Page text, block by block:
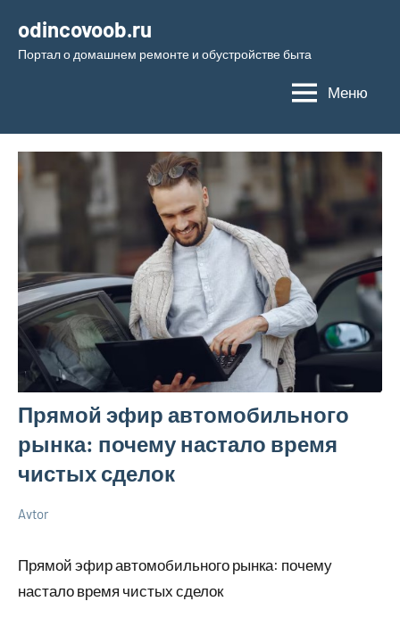
содержимому
odincovoob.ru
Портал о домашнем ремонте и обустройстве быта
Меню
Прямой эфир автомобильного
рынка: почему настало время
чистых сделок
ремонте
2025
Avtor
Прямой эфир автомобильного рынка: почему
настало время чистых сделок